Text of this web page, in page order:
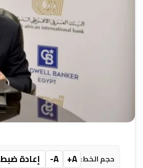
حجم الخط: A+
A-
إعادة ضبط